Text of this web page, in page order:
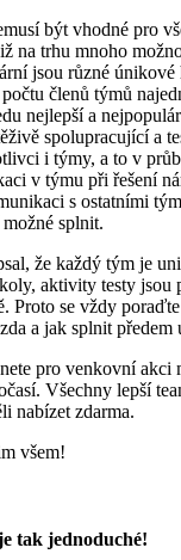
být vhodné pro
na trhu mnoho
jsou různé únikové
členů týmů
nejlepší a
spolupracující a
i týmy, a to v
v týmu při řešení
s ostatními
splnit.
že každý tým je
aktivity testy jsou
Proto se vždy
a jak splnit předem
pro venkovní akci
Všechny lepší
nabízet zdarma.
všem!
tak jednoduché!